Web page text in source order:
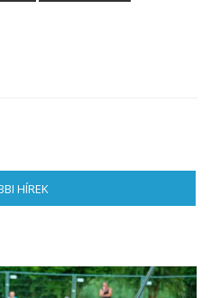
HÍREK